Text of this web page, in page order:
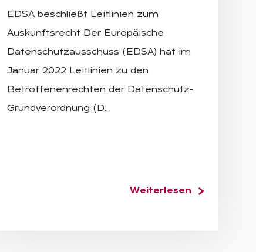
EDSA beschließt Leitlinien zum
Auskunftsrecht Der Europäische
Datenschutzausschuss (EDSA) hat im
Januar 2022 Leitlinien zu den
Betroffenenrechten der Datenschutz-
Grundverordnung (D…
Weiterlesen